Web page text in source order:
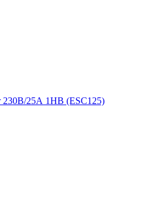
230В/25А 1НВ (ESC125)